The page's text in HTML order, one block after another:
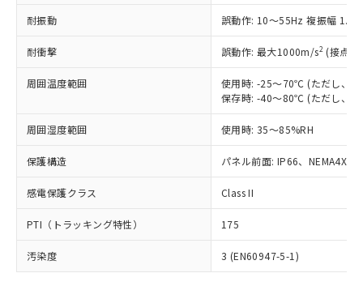
耐振動 誤動作: 10～55Hz 複振幅
耐衝撃 誤動作: 最大1000m/s2 (接点
周囲温度範囲
使用時: -25～70℃ (ただし、氷
保存時: -40～80℃ (ただし、氷
周囲湿度範囲 使用時: 35～85%RH
保護構造 パネル前面: IP66、NEMA4X,
感電保護クラス Class II
PTI（トラッキング特性） 175
汚染度 3 (EN60947-5-1)
タに基づき作成されるものであり、閲
覧された時点での実際の在庫および標
準価格とは異なる場合があることをご
正式な納期状況および標準価格はお客
様のお取引先、またはお客様担当のオ
ムロン制御機器販売店・当社販売員に
オムロン制御機器販売店や当社販売拠
販売ネットワーク
」をご確認
在庫状況および標準価格結果を当社の
事前の承諾なく第三者に漏洩または開
示しないようお願いします。
マイパーツ機能（部品リスト作成サー
ビス）をご利用いただくには、I-Web
鉛(Pb) 1000ppm以下、 水銀(Hg) 1000ppm以下、 カド
六価クロム(Cr(Ⅵ)) 1000ppm以下、ポリ臭化ビフェニル
類(PBB) 1000ppm以下、ポリ臭化ジフェニルエーテル類
ルベンジル（BBP） 1000ppm以下、フタル酸ジブチル
（DBP） 1000ppm以下、フタル酸ジイソブチル
但し、RoHS指令で産業用監視および制御機器に対する
適用除外項目は除く。
フタル酸エステル類の４物質については閾値を超える意
図的な使用がないことを確認しています。
部品在庫の切り替え状況などにより、予定
月が前後することがあります。
*中国RoHS10物質の基準値 (GB/T26572)：
Pb(鉛) :1000ppm、 Hg(水銀) : 1000ppm、 Cd(カドミウ
Cr(Ⅵ)(六価クロム) : 1000ppm、 PBBs(ポリ臭化ビフェ
ニル類) : 1000ppm、 PBDEs(ポリ臭化ジフェニルエーテ
ル類) : 1000ppm、
DBP(フタル酸ジブチル) : 1000ppm、 DIBP(フタル酸ジ
イソブチル) : 1000ppm、 BBP(フタル酸ブチルベンジ
DEHP(フタル酸ビス(2-エチルヘキシル)) : 1000ppm
「ｅ」：有害物質（10物質）のすべてが基
準値以下であることを示します。
「10」：通常の使用状況下において有害物
質が外部に漏えいし、環境に深刻な影響を
及ぼさない年数を意味します。
または国外への提供する場合は、日本
国政府の輸出許可(または役務取引許
可)を取得するなどの必要な手続きを
当社は規制貨物を破棄する場合は、完
全に破砕するなど、違法に輸出されな
いよう必要な手段を講じます。
当社は貴社製品を、核兵器、ミサイ
ル、化学兵器、生物兵器またはその他
武器並びにこれらの製造装置等に一切
当社は、貴社製品を第三者に販売する
場合は、上記1、2および3の内容を当
該第三者に通知します。また当社は、
販売先および販売に係わる関係者が違
法に輸出するおそれがある場合は、取
り引きをいたしません。
一定数以上の在庫あり
一定数には満たないが在庫あり
在庫なし(最新の在庫状況につ
いては、お客様のお取引先、ま
たはお客様担当のオムロン制御
機器販売店・当社販売員にご確
受注生産機種、また在庫状況の
情報を公開していない機種